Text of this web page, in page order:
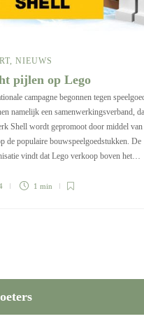
NIEUWS
pijlen op Lego
campagne begonnen tegen
namelijk een samenwerkingsverband,
Shell wordt gepromoot door middel
de populaire bouwspeelgoedstukken. De
vindt dat Lego verkoop boven het…
1 min